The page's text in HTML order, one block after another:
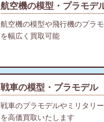
航空機の模型・プラモデ
航空機の模型や飛行機のプラ
を幅広く買取可能
戦車の模型・プラモデル
戦車のプラモデルやミリタリ
を高価買取いたします